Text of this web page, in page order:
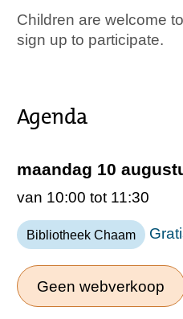
Children are welcome
sign up to participate.
Agenda
maandag 10
van 10:00 tot 11:30
Bibliotheek Chaam
Geen webverkoop